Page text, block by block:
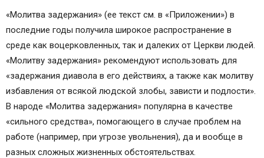
Примечания
Молитва задержания
Молитва задержания зла старца Пансофия
Афонского
Почему нельзя читать Молитву Задержания без
благословения духовного лица?
Что если снится молитва задержания читать?
Что предвещает?
Добавить в календарь
Православные иконы и молитвы
«Молитва задержания» (ее текст см. в «Приложении») в
последние годы получила широкое распространение в
среде как воцерковленных, так и далеких от Церкви людей.
«Молитву задержания» рекомендуют использовать для
«задержания диавола в его действиях, а также как молитву
избавления от всякой людской злобы, зависти и подлости».
В народе «Молитва задержания» популярна в качестве
«сильного средства», помогающего в случае проблем на
работе (например, при угрозе увольнения), да и вообще в
разных сложных жизненных обстоятельствах.